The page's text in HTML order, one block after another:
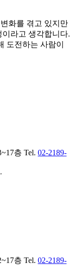
화를 겪고 있지만
라고 생각합니다.
도전하는 사람이
층 Tel. 02-2189-
층 Tel. 02-2189-